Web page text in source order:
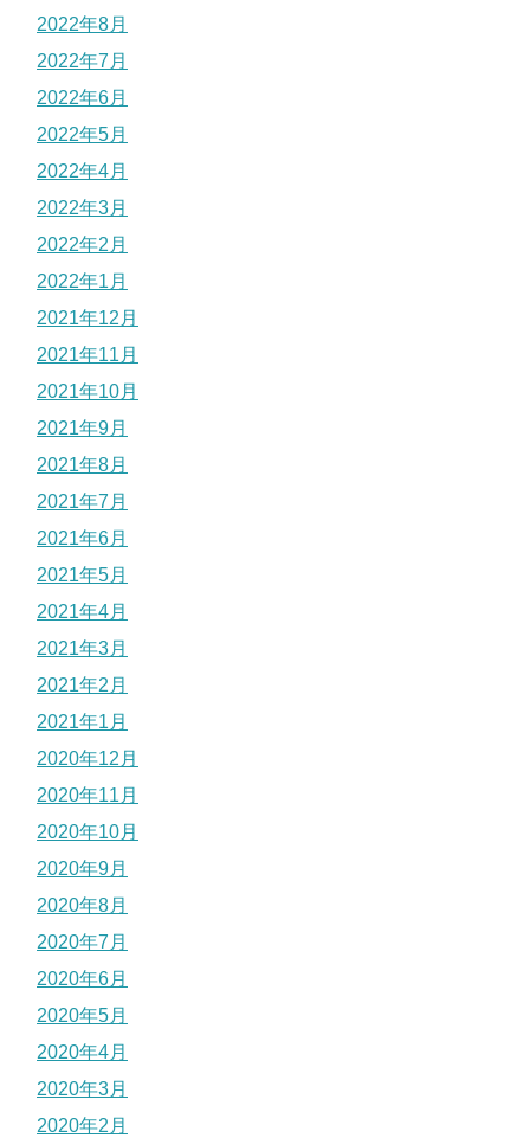
2022年8月
2022年7月
2022年6月
2022年5月
2022年4月
2022年3月
2022年2月
2022年1月
2021年12月
2021年11月
2021年10月
2021年9月
2021年8月
2021年7月
2021年6月
2021年5月
2021年4月
2021年3月
2021年2月
2021年1月
2020年12月
2020年11月
2020年10月
2020年9月
2020年8月
2020年7月
2020年6月
2020年5月
2020年4月
2020年3月
2020年2月